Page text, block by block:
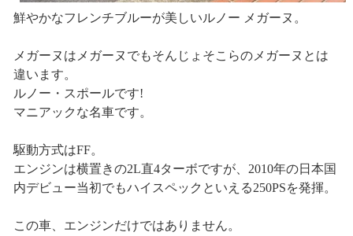
鮮やかなフレンチブルーが美しいルノー メガーヌ。
メガーヌはメガーヌでもそんじょそこらのメガーヌとは
違います。
ルノー・スポールです!
マニアックな名車です。
駆動方式はFF。
エンジンは横置きの2L直4ターボですが、2010年の日本国
内デビュー当初でもハイスペックといえる250PSを発揮。
この車、エンジンだけではありません。